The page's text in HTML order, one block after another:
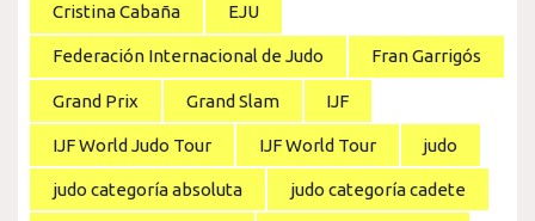
Cristina Cabaña EJU
Federación Internacional de Judo Fran Garrigós
Grand Prix Grand Slam IJF
IJF World Judo Tour IJF World Tour judo
judo categoría absoluta judo categoría cadete